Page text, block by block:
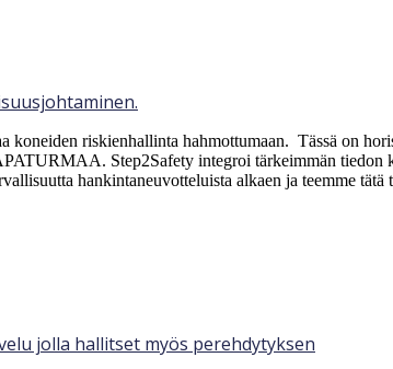
riskienhallinta hahmottumaan. Tässä on
Step2Safety integroi tärkeimmän tiedon
hankintaneuvotteluista alkaen ja teemme